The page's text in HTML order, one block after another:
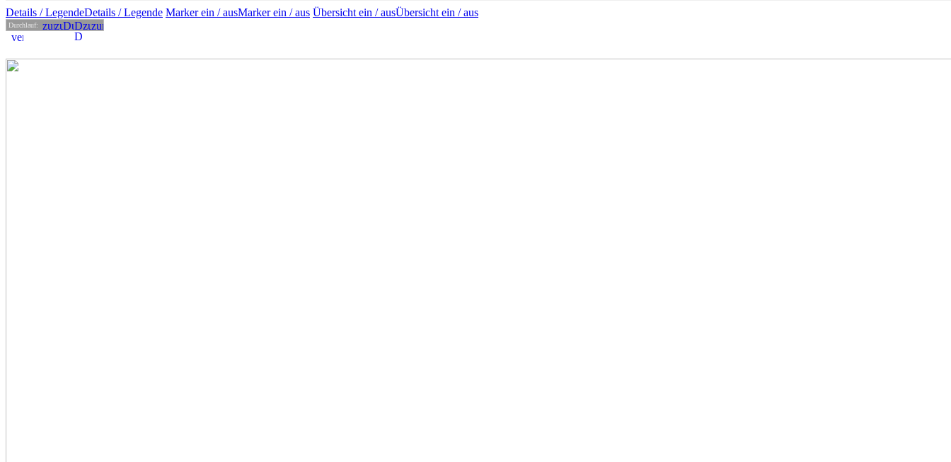
Details / LegendeDetails /Legende Marker ein /ausMarkerein / aus Übersicht ein /ausÜbersicht ein / aus
Durchlauf: